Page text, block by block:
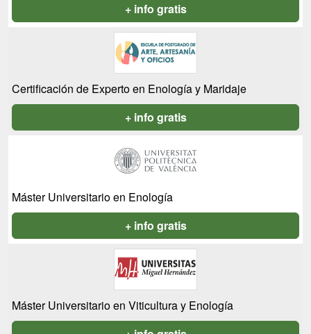
+ info gratis
Certificación de Experto en Enología y Maridaje
+ info gratis
Máster Universitario en Enología
+ info gratis
Máster Universitario en Viticultura y Enología